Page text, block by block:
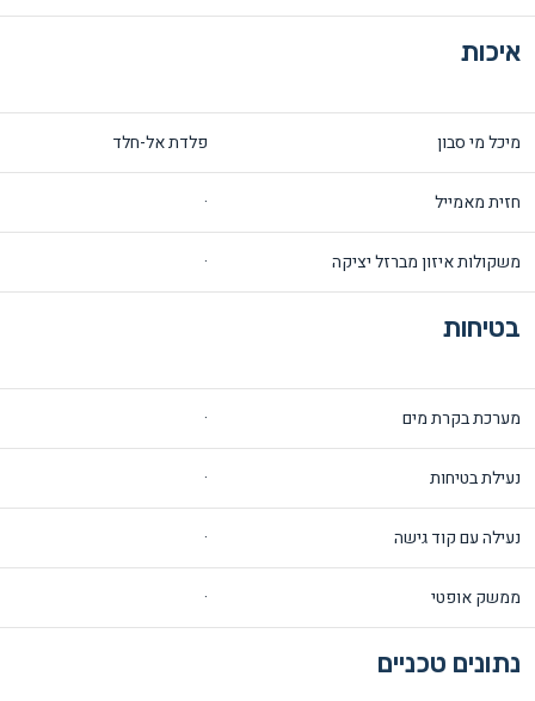
איכות
מיכל מי סבון פלדת אל-חלד
חזית מאמייל ·
משקולות איזון מברזל יציקה ·
בטיחות
מערכת בקרת מים ·
נעילת בטיחות ·
נעילה עם קוד גישה ·
ממשק אופטי ·
נתונים טכניים